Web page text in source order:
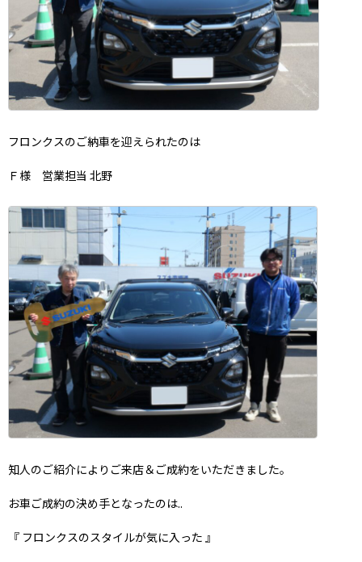
フロンクスのご納車を迎えられたのは
Ｆ様 営業担当 北野
知人のご紹介によりご来店＆ご成約をいただきました。
お車ご成約の決め手となったのは..
『 フロンクスのスタイルが気に入った 』